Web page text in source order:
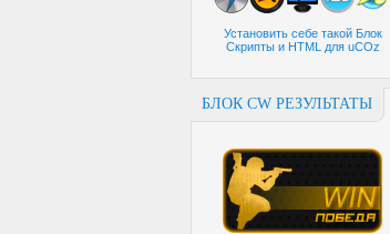
Установить себе такой Блок
Скрипты и HTML для uCOz
БЛОК CW РЕЗУЛЬТАТЫ